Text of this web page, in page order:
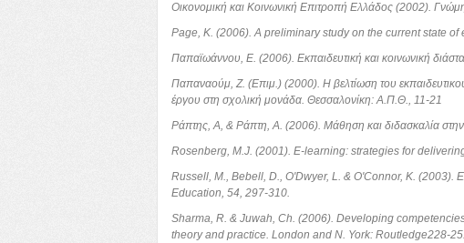
Οικονομική και Κοινωνική Επιτροπή Ελλάδος (2002).
Page, K. (2006). A preliminary study on the current state
Παπαϊωάννου, Ε. (2006). Εκπαιδευτική και κοινωνική
Παπαναούμ, Ζ. (Επιμ.) (2000). Η βελτίωση του
έργου στη σχολική μονάδα. Θεσσαλονίκη: Α.Π.Θ., 11-21
Ράπτης, Α, & Ράπτη, Α. (2006). Μάθηση και διδασκαλία
Rosenberg, M.J. (2001). E-learning: strategies for
Russell, M., Bebell, D., O'Dwyer, L. & O'Connor, K.
Education, 54, 297-310.
Sharma, R. & Juwah, Ch. (2006). Developing
theory and practice. London and N. York: Routledge228-